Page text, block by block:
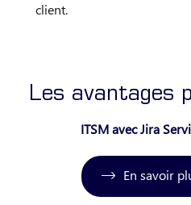
client.
Les avantages
ITSM avec Jira
En savoir